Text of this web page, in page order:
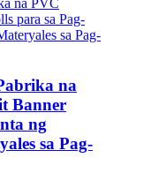
na
Banner
ng
sa Pag-